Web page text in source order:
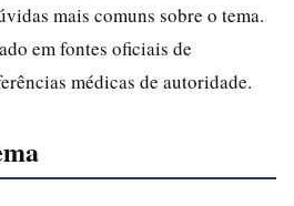
mais comuns sobre o tema.
em fontes oficiais de
médicas de autoridade.